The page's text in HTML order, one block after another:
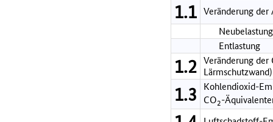
1.1 Veränderung
Entlastung
1.2 Veränderung der
Lärmschutzwand)
1.3
Kohlendioxid-
CO2-